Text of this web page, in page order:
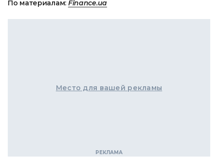
По материалам: Finance.ua
Место для вашей рекламы